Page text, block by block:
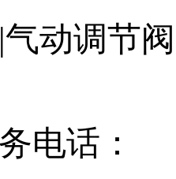
动调节
电话：